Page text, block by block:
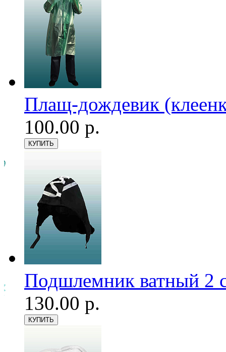
Плащ-дождевик
100.00 р.
Подшлемник ватный 2
130.00 р.